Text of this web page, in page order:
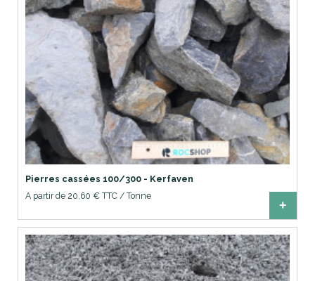
Pierres cassées 100/300 - Kerfaven
A partir de 20,60 € TTC / Tonne
+